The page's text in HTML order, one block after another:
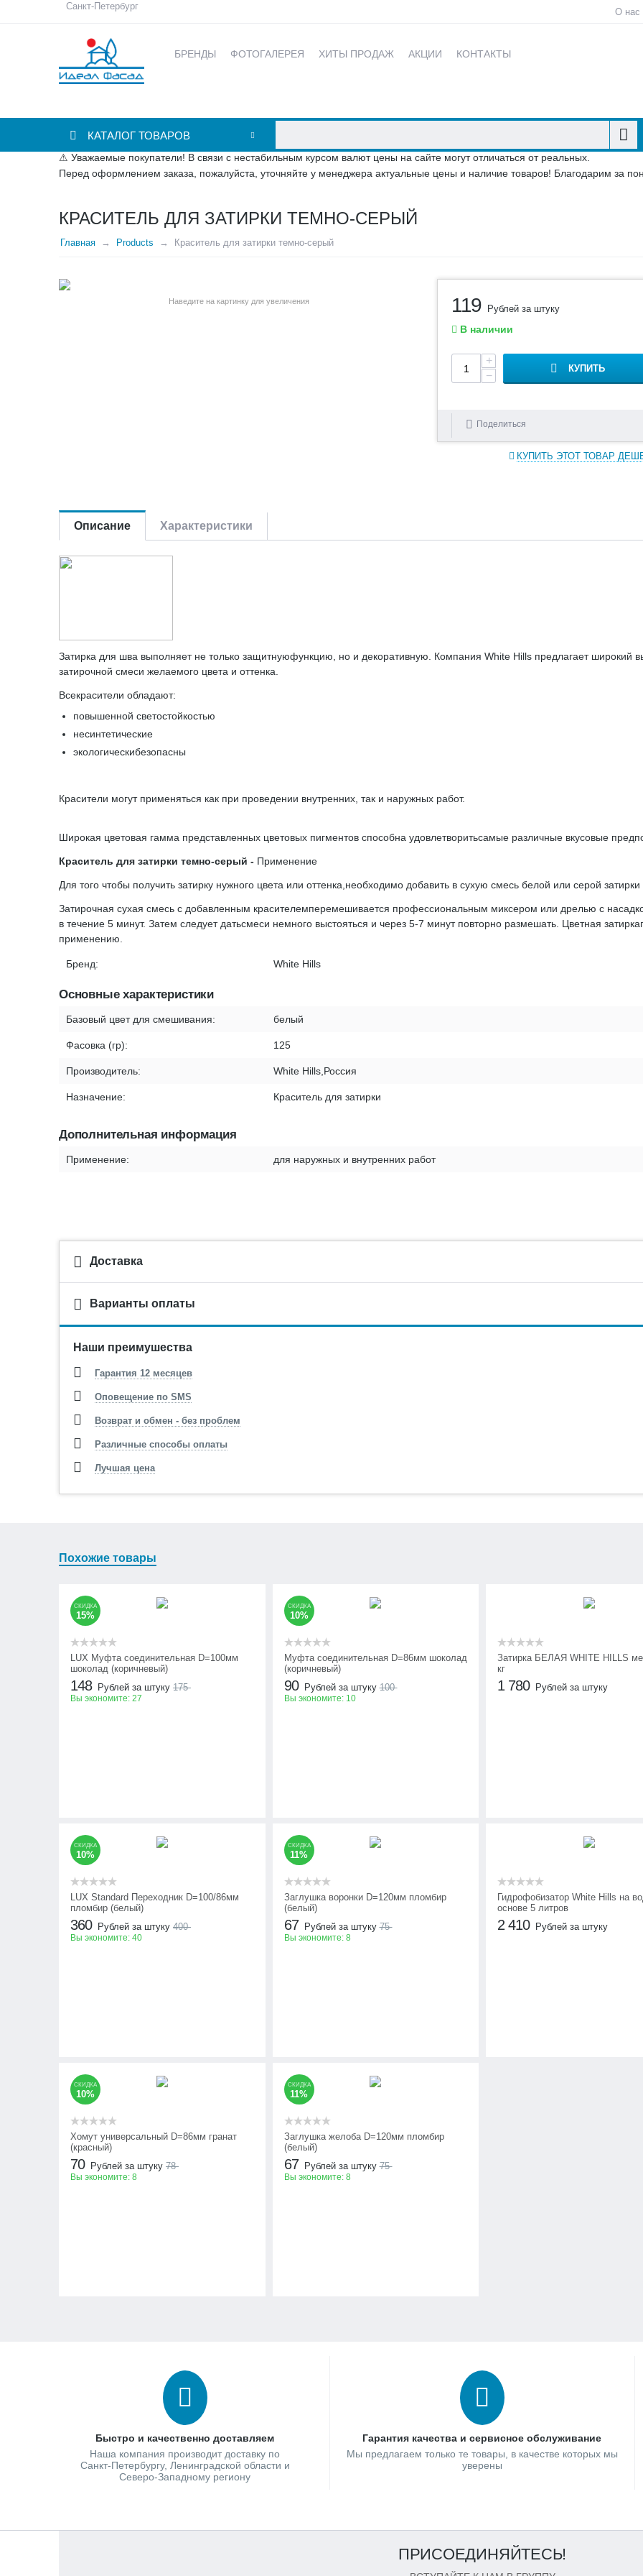
Санкт-Петербург
О нас
БРЕНДЫ ФОТОГАЛЕРЕЯ ХИТЫ ПРОДАЖ АКЦИИ КОНТАКТЫ
КАТАЛОГ ТОВАРОВ
⚠ Уважаемые покупатели! В связи с нестабильным курсом валют цены на сайте могут отличаться от реальных.
Перед оформлением заказа, пожалуйста, уточняйте у менеджера актуальные цены и наличие товаров! Благодарим за
КРАСИТЕЛЬ ДЛЯ ЗАТИРКИ ТЕМНО-СЕРЫЙ
Главная Products Краситель для затирки темно-серый
Наведите на картинку для увеличения 119 Рублей за штуку
В наличии
+
−
КУПИТЬ
Поделиться
КУПИТЬ ЭТОТ ТОВАР
Описание Характеристики
Затирка для шва выполняет не только защитнуюфункцию, но и декоративную. Компания White Hills предлагает широкий
затирочной смеси желаемого цвета и оттенка.
Всекрасители обладают:
повышенной светостойкостью
несинтетические
экологическибезопасны
Красители могут применяться как при проведении внутренних, так и наружных работ.
Широкая цветовая гамма представленных цветовых пигментов способна удовлетворитьсамые различные вкусовые
Краситель для затирки темно-серый - Применение
Для того чтобы получить затирку нужного цвета или оттенка,необходимо добавить в сухую смесь белой или серой затирки
Затирочная сухая смесь с добавленным красителемперемешивается профессиональным миксером или дрелью с
в течение 5 минут. Затем следует датьсмеси немного выстояться и через 5-7 минут повторно размешать. Цветная
применению.
Бренд: White Hills
Основные характеристики
Базовый цвет для смешивания: белый
Фасовка (гр): 125
Производитель: White Hills,Россия
Назначение: Краситель для затирки
Дополнительная информация
Применение: для наружных и внутренних работ
Доставка
Варианты оплаты
Наши преимушества
Гарантия 12 месяцев
Оповещение по SMS
Возврат и обмен - без проблем
Различные способы оплаты
Лучшая цена
Похожие товары
СКИДКА
15%
LUX Муфта соединительная D=100мм
шоколад (коричневый)
148 Рублей за штуку 175
Вы экономите: 27
СКИДКА
10%
Муфта соединительная D=86мм шоколад
(коричневый)
90 Рублей за штуку 100
Вы экономите: 10
Затирка БЕЛАЯ WHITE HILLS
кг
1 780 Рублей за штуку
СКИДКА
10%
LUX Standard Переходник D=100/86мм
пломбир (белый)
360 Рублей за штуку 400
Вы экономите: 40
СКИДКА
11%
Заглушка воронки D=120мм пломбир
(белый)
67 Рублей за штуку 75
Вы экономите: 8
Гидрофобизатор White Hills на
основе 5 литров
2 410 Рублей за штуку
СКИДКА
10%
Хомут универсальный D=86мм гранат
(красный)
70 Рублей за штуку 78
Вы экономите: 8
СКИДКА
11%
Заглушка желоба D=120мм пломбир
(белый)
67 Рублей за штуку 75
Вы экономите: 8
Быстро и качественно доставляем
Наша компания производит доставку по
Санкт-Петербургу, Ленинградской области и
Северо-Западному региону
Гарантия качества и сервисное обслуживание
Мы предлагаем только те товары, в качестве которых мы
уверены
ПРИСОЕДИНЯЙТЕСЬ!